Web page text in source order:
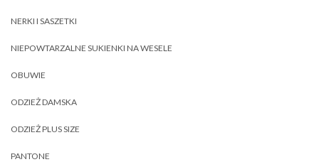
NERKI I SASZETKI
NIEPOWTARZALNE SUKIENKI NA WESELE
OBUWIE
ODZIEŻ DAMSKA
ODZIEŻ PLUS SIZE
PANTONE